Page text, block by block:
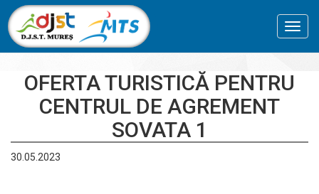
OFERTA TURISTICĂ PENTRU
CENTRUL DE AGREMENT
SOVATA 1
30.05.2023